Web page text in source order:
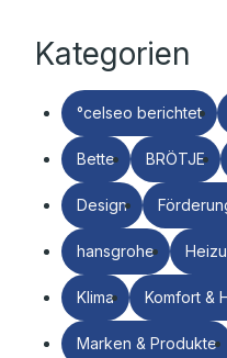
Kategorien
°celseo berichtet
Bette BRÖTJE
Design
hansgrohe
Klima Komfort &
Marken & Produkte